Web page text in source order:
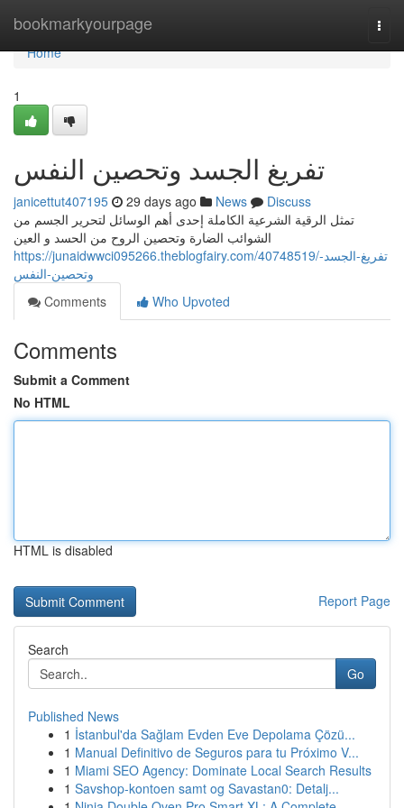
bookmarkyourpage
Home
Home
1
تفريغ الجسد وتحصين النفس
janicettut407195 29 days ago News
Discuss
تمثل الرقية الشرعية الكاملة إحدى أهم الوسائل لتحرير الجسم من
الشوائب الضارة وتحصين الروح من الحسد و العين
https://junaidwwci095266.theblogfairy.com/40748519/تفريغ-الجسد-
وتحصين-النفس
Comments
Who Upvoted
Comments
Submit a Comment
No HTML
HTML is disabled
Report Page
Search
Go
Published News
1 İstanbul'da Sağlam Evden Eve Depolama Çözü...
1 Manual Definitivo de Seguros para tu Próximo V...
1 Miami SEO Agency: Dominate Local Search Results
1 Savshop-kontoen samt og Savastan0: Detalj...